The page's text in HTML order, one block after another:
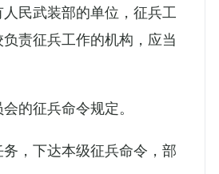
民武装部的单位，征兵工
责征兵工作的机构，应当
的征兵命令规定。
，下达本级征兵命令，部